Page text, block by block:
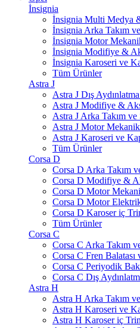
İnsignia
İnsignia Multi Medya
İnsignia Arka Takım
İnsignia Motor
İnsignia Modifiye &
İnsignia Karoseri ve
Tüm Ürünler
Astra J
Astra J Dış
Astra J Modifiye &
Astra J Arka Takım ve
Astra J Motor Mekanik
Astra J Karoseri ve
Tüm Ürünler
Corsa D
Corsa D Arka Takım
Corsa D Modifiye &
Corsa D Motor
Corsa D Motor
Corsa D Karoser iç
Tüm Ürünler
Corsa C
Corsa C Arka Takım
Corsa C Fren Balatası
Corsa C Periyodik
Corsa C Dış
Astra H
Astra H Arka Takım
Astra H Karoseri ve
Astra H Karoser iç